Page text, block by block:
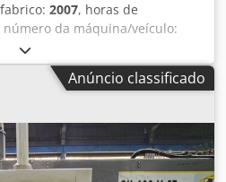
2007, horas de
número da máquina/veículo:
& Performance Data This
labeler with optical centering
bottle decoration within a used
Built for consistent, high-
production environments,
and repeatability. Dcodpfx
Model: P.E. Labellers – 8T 4S
Anúncio classificado